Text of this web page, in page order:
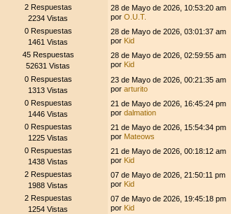
2 Respuestas
2234 Vistas
28 de Mayo de 2026, 10:53:20 am
porO.U.T.
0 Respuestas
1461 Vistas
28 de Mayo de 2026, 03:01:37 am
por Kid
45 Respuestas
52631 Vistas
28 de Mayo de 2026, 02:59:55 am
por Kid
0 Respuestas
1313 Vistas
23 de Mayo de 2026, 00:21:35 am
porarturito
0 Respuestas
1446 Vistas
21 de Mayo de 2026, 16:45:24 pm
pordalmation
0 Respuestas
1225 Vistas
21 de Mayo de 2026, 15:54:34 pm
por Mateows
0 Respuestas
1438 Vistas
21 de Mayo de 2026, 00:18:12 am
por Kid
2 Respuestas
1988 Vistas
07 de Mayo de 2026, 21:50:11 pm
por Kid
2 Respuestas
1254 Vistas
07 de Mayo de 2026, 19:45:18 pm
por Kid